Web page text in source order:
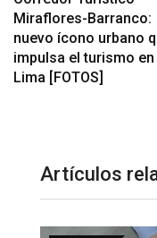
Miraflores-Barranco:
nuevo ícono urbano
impulsa el turismo en
Lima [FOTOS]
Artículos